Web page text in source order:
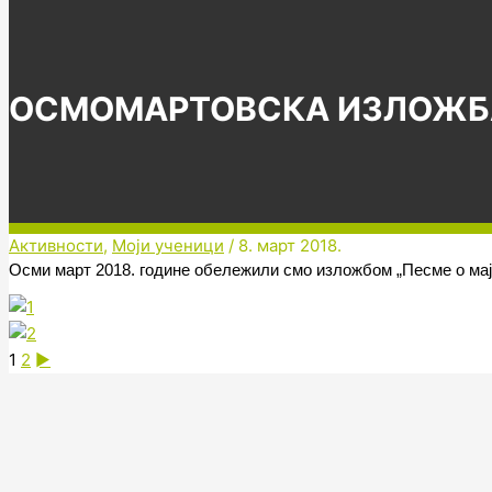
ОСМОМАРТОВСКА
Активности, Моји ученици / 8. март 2018.
Осми март 2018. године обележили смо изложбом „Песме о
1 2 ►